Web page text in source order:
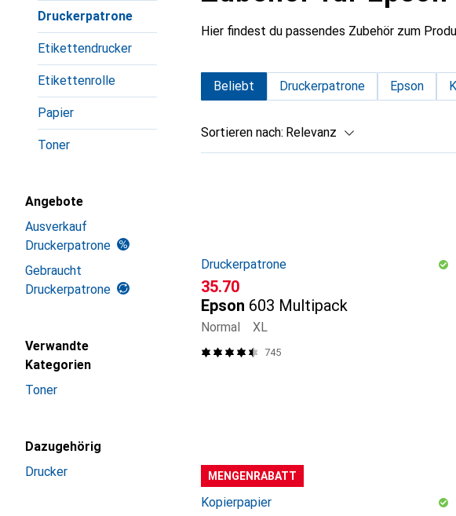
Druckerpatrone
Etikettendrucker
Etikettenrolle
Papier
Toner
Angebote
Ausverkauf
Druckerpatrone
Gebraucht
Druckerpatrone
Verwandte
Kategorien
Toner
Dazugehörig
Drucker
Hier findest du passendes Zubehör zum
Beliebt Druckerpatrone Epson
Sortieren nach: Relevanz
Druckerpatrone
CHF
35.70
Epson 603 Multipack
Normal XL
745
MENGENRABATT
Kopierpapier